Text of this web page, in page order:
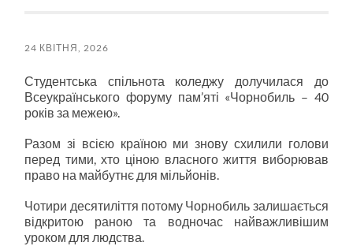
24 КВІТНЯ, 2026
Студентська спільнота коледжу долучилася до
Всеукраїнського форуму пам’яті «Чорнобиль – 40
років за межею».
Разом зі всією країною ми знову схилили голови
перед тими, хто ціною власного життя виборював
право на майбутнє для мільйонів.
Чотири десятиліття потому Чорнобиль залишається
відкритою раною та водночас найважливішим
уроком для людства.